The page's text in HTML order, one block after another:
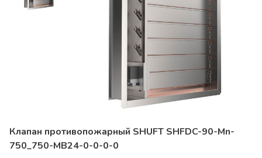
Клапан противопожарный SHUFT SHFDC-90-Mn-
750_750-MB24-0-0-0-0